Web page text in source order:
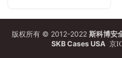
版权所有 © 2012-2022 斯科博安
SKB Cases USA 京